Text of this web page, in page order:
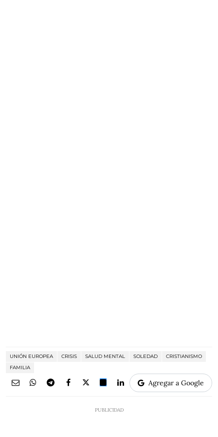
UNIÓN EUROPEA CRISIS SALUD MENTAL SOLEDAD
CRISTIANISMO
FAMILIA
Agregar a Google